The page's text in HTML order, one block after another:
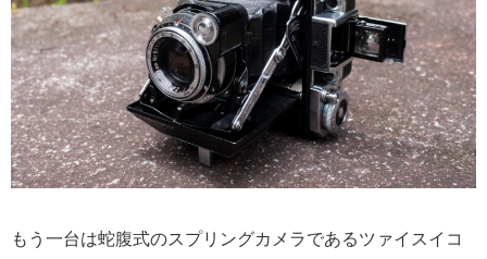
もう一台は蛇腹式のスプリングカメラであるツァイスイコ